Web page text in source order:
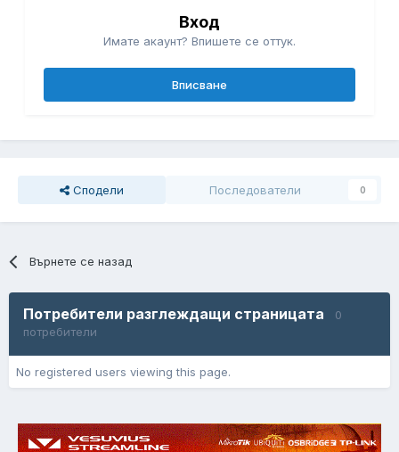
Вход
Имате акаунт? Впишете се оттук.
Вписване
Сподели Последователи 0
Върнете се назад
Потребители разглеждащи страницата
0
потребители
No registered users viewing this page.